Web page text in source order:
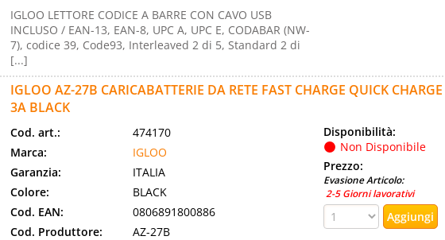
IGLOO LETTORE CODICE A BARRE CON CAVO USB
INCLUSO / EAN-13, EAN-8, UPC A, UPC E, CODABAR (NW-
7), codice 39, Code93, Interleaved 2 di 5, Standard 2 di
[...]
IGLOO AZ-27B CARICABATTERIE DA RETE FAST CHARGE QUICK
3A BLACK
Cod. art.:
474170
Marca:
IGLOO
Garanzia:
ITALIA
Colore:
BLACK
Cod. EAN:
0806891800886
Cod. Produttore:
AZ-27B
Disponibilità:
Non Disponibile
Prezzo:
Evasione Articolo:
2-5 Giorni lavorativi